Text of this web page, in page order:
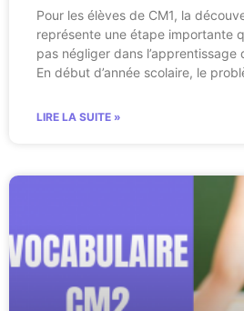
Pour les élèves de CM1, la
représente une étape importante
pas négliger dans l’apprentissage
En début d’année scolaire, le
LIRE LA SUITE »